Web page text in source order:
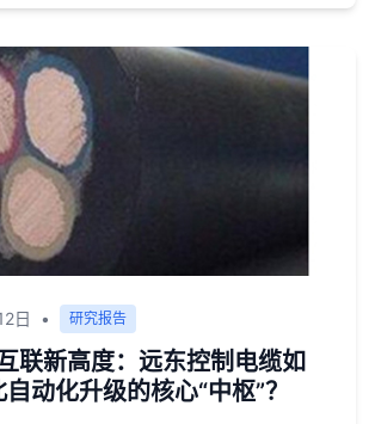
日 • 研究报告
联新高度：远东控制电缆如
动化升级的核心“中枢”？